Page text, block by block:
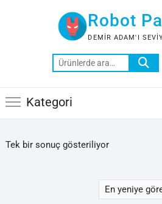
Robot
DEMIR ADAM'I
Ara:
Kategori
Tek bir sonuç gösteriliyor